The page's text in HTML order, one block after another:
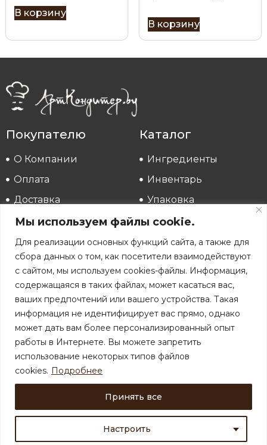
Мы используем файлы cookie.
Для реализации основных функций сайта, а также для
сбора данных о том, как посетители взаимодействуют
с сайтом, мы используем cookies-файлы. Информация,
содержащаяся в таких файлах, может касаться вас,
ваших предпочтений или вашего устройства. Такая
информация не идентифицирует вас прямо, однако
может дать вам более персонализированный опыт
работы в Интернете. Вы можете запретить
использование некоторых типов файлов
cookies. Подробнее
Настроить
Принять все
В корзину
В корзину
Покупателю
О Компании
Оплата
Доставка
Аккаунт
Каталог
Ингредиенты
Инвентарь
Упаковка
Распродажа
Реквизиты
ИП Ханеня Наталья Владимировна
В торговом реестре с 15.10.2018 (№429106)
Республика Беларусь
202181, Минская обл, Вилейский р-н, д.Костыки,
ул.Криничная, д.2
Пн-Пт: с 9:00 до 17:00
Последняя пятница месяца с 9:00 до 14:00
Сб-Вс: Выходной